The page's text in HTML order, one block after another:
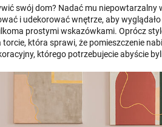
swój dom? Nadać mu
i udekorować wnętrze, aby
prostymi wskazówkami. Oprócz
torcie, która sprawi, że pomieszczenie
którego potrzebujecie abyście